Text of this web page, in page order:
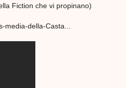
Fiction che vi propinano)
della-Casta...